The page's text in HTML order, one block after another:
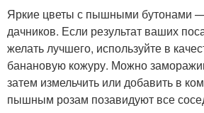
Яркие цветы с пышными бутонами
дачников. Если результат ваших
желать лучшего, используйте в
банановую кожуру. Можно
затем измельчить или добавить в
пышным розам позавидуют все